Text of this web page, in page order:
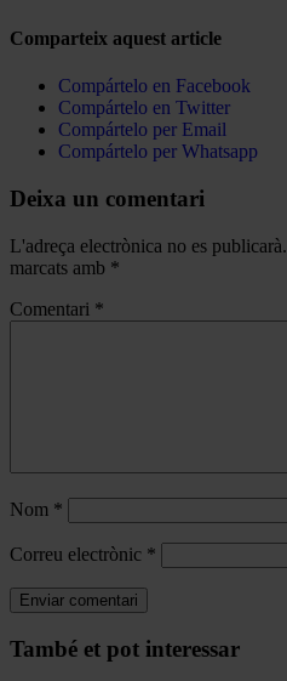
Comparteix aquest article
Compártelo en Facebook
Compártelo en Twitter
Compártelo per Email
Compártelo per Whatsapp
Deixa un comentari
L'adreça electrònica no es publicarà.
marcats amb *
Comentari *
Nom *
Correu electrònic *
Navegar
També et pot interessar